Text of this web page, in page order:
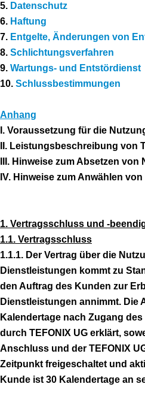
5. Datenschutz
6. Haftung
7. Entgelte, Änderungen von
8. Schlichtungsverfahren
9. Wartungs- und Entstördienst
10. Schlussbestimmungen
Anhang
I. Voraussetzung für die
II. Leistungsbeschreibung von
III. Hinweise zum Absetzen von
IV. Hinweise zum Anwählen
1. Vertragsschluss und -
1.1. Vertragsschluss
1.1.1. Der Vertrag über die
Dienstleistungen kommt zu
den Auftrag des Kunden zur
Dienstleistungen annimmt. Die
Kalendertage nach Zugang
durch TEFONIX UG erklärt,
Anschluss und der TEFONIX
Zeitpunkt freigeschaltet und
Kunde ist 30 Kalendertage an